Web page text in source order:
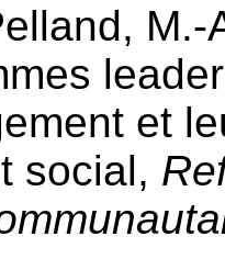
et
social,